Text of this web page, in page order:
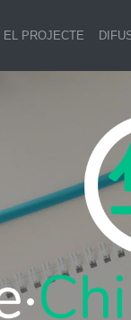
EL PROJECTE